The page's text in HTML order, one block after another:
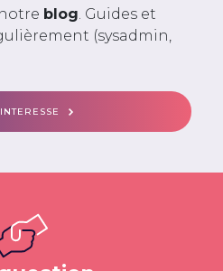
blog. Guides et
(sysadmin,